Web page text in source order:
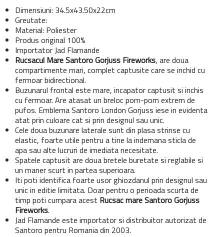
Dimensiuni: 34.5x43.50x22cm
Greutate:
Material: Poliester
Produs original 100%
Importator Jad Flamande
Rucsacul Mare Santoro Gorjuss Fireworks, are doua
compartimente mari, complet captusite care se inchid cu
fermoar bidirectional.
Buzunarul frontal este mare, incapator captusit si inchis
cu fermoar. Are atasat un breloc pom-pom extrem de
pufos. Emblema Santoro London Gorjuss iese in evidenta
atat prin culoare cat si prin designul sau unic.
Cele doua buzunare laterale sunt din plasa strinse cu
elastic, foarte utile pentru a tine la indemana sticla de
apa sau alte lucruri de imediata necesitate.
Spatele captusit are doua bretele buretate si reglabile si
un maner scurt in partea superioara.
Iti poti identifica foarte usor ghiozdanul prin designul sau
unic in editie limitata. Doar pentru o perioada scurta de
timp poti cumpara acest Rucsac mare Santoro Gorjuss
Fireworks.
Jad Flamande este importator si distribuitor autorizat de
Santoro pentru Romania din 2003.